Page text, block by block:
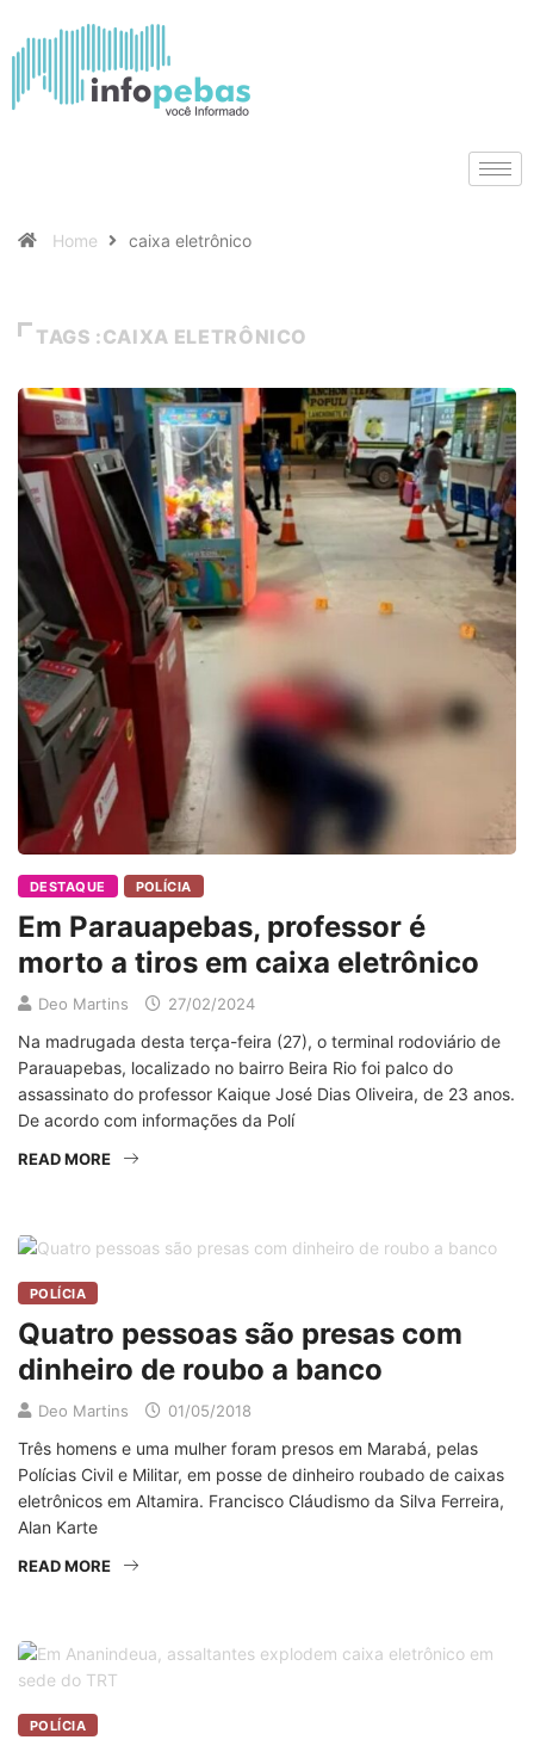
Home caixa eletrônico
TAGS :CAIXA ELETRÔNICO
DESTAQUE POLÍCIA
Em Parauapebas, professor é
morto a tiros em caixa eletrônico
Deo Martins 27/02/2024
Na madrugada desta terça-feira (27), o terminal rodoviário de
Parauapebas, localizado no bairro Beira Rio foi palco do
assassinato do professor Kaique José Dias Oliveira, de 23 anos.
De acordo com informações da Polí
READ MORE
POLÍCIA
Quatro pessoas são presas com
dinheiro de roubo a banco
Deo Martins 01/05/2018
Três homens e uma mulher foram presos em Marabá, pelas
Polícias Civil e Militar, em posse de dinheiro roubado de caixas
eletrônicos em Altamira. Francisco Cláudismo da Silva Ferreira,
Alan Karte
READ MORE
POLÍCIA